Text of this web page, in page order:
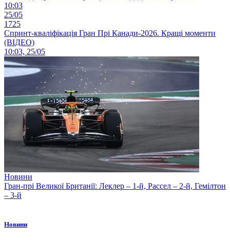
10:03
25/05
1725
Спринт-кваліфікація Гран Прі Канади-2026. Кращі моменти
(ВІДЕО)
10:03, 25/05
Новини
Гран-прі Великої Британії: Леклер – 1-й, Рассел – 2-й, Гемілтон
– 3-й
Новини